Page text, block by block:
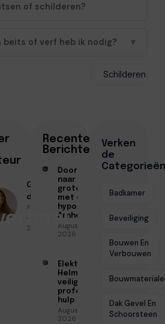
of schilderen?
beits of verf heb ik nodig? ▼
Schilderen
Geschreven
door
Sofia Mendes
● Februari 12,
2026
Recente
Berichten
Doorstromen
naar een
groter huis
met een
hypotheek in
Arnhem
Augustus 7,
2026
Elektricien
Helmond voor
veilige en
professionele
hulp
Augustus 6,
2026
Verken
de
Categorieën
Badkamer
Beveiliging
Bouwen En
Verbouwen
Dak Gevel En
Schoorsteen